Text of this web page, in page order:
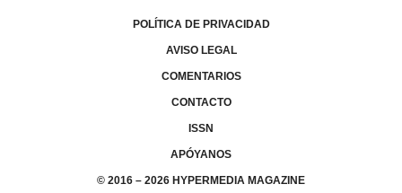
POLÍTICA DE PRIVACIDAD
AVISO LEGAL
COMENTARIOS
CONTACTO
ISSN
APÓYANOS
© 2016 – 2026 HYPERMEDIA MAGAZINE